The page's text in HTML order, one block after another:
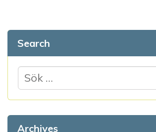
g
s
a
v
Search
ö
e
Archives